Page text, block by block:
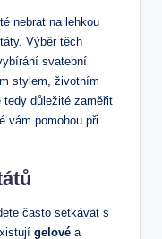
nebrat na lehkou
Výběr těch
svatební
stylem, životním
důležité zaměřit
vám pomohou při
často setkávat s
gelové a